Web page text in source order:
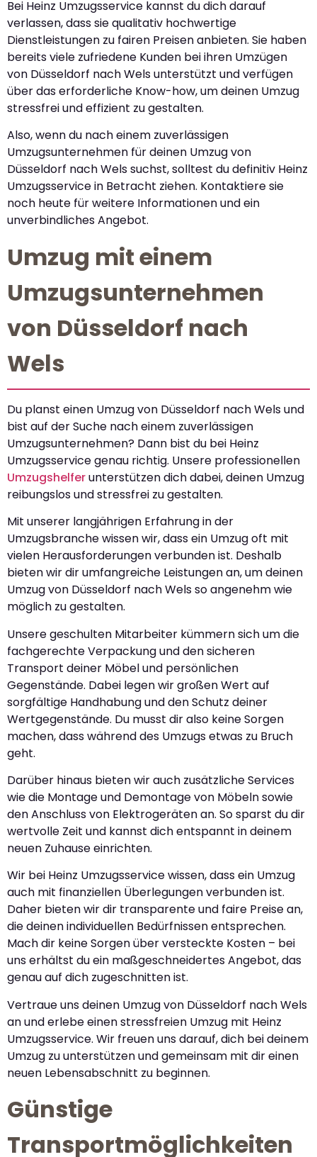
Bei Heinz Umzugsservice kannst du dich darauf
verlassen, dass sie qualitativ hochwertige
Dienstleistungen zu fairen Preisen anbieten. Sie haben
bereits viele zufriedene Kunden bei ihren Umzügen
von Düsseldorf nach Wels unterstützt und verfügen
über das erforderliche Know-how, um deinen Umzug
stressfrei und effizient zu gestalten.
Also, wenn du nach einem zuverlässigen
Umzugsunternehmen für deinen Umzug von
Düsseldorf nach Wels suchst, solltest du definitiv Heinz
Umzugsservice in Betracht ziehen. Kontaktiere sie
noch heute für weitere Informationen und ein
unverbindliches Angebot.
Umzug mit einem
Umzugsunternehmen
von Düsseldorf nach
Wels
Du planst einen Umzug von Düsseldorf nach Wels und
bist auf der Suche nach einem zuverlässigen
Umzugsunternehmen? Dann bist du bei Heinz
Umzugsservice genau richtig. Unsere professionellen
Umzugshelferunterstützen dich dabei, deinen Umzug
reibungslos und stressfrei zu gestalten.
Mit unserer langjährigen Erfahrung in der
Umzugsbranche wissen wir, dass ein Umzug oft mit
vielen Herausforderungen verbunden ist. Deshalb
bieten wir dir umfangreiche Leistungen an, um deinen
Umzug von Düsseldorf nach Wels so angenehm wie
möglich zu gestalten.
Unsere geschulten Mitarbeiter kümmern sich um die
fachgerechte Verpackung und den sicheren
Transport deiner Möbel und persönlichen
Gegenstände. Dabei legen wir großen Wert auf
sorgfältige Handhabung und den Schutz deiner
Wertgegenstände. Du musst dir also keine Sorgen
machen, dass während des Umzugs etwas zu Bruch
geht.
Darüber hinaus bieten wir auch zusätzliche Services
wie die Montage und Demontage von Möbeln sowie
den Anschluss von Elektrogeräten an. So sparst du dir
wertvolle Zeit und kannst dich entspannt in deinem
neuen Zuhause einrichten.
Wir bei Heinz Umzugsservice wissen, dass ein Umzug
auch mit finanziellen Überlegungen verbunden ist.
Daher bieten wir dir transparente und faire Preise an,
die deinen individuellen Bedürfnissen entsprechen.
Mach dir keine Sorgen über versteckte Kosten – bei
uns erhältst du ein maßgeschneidertes Angebot, das
genau auf dich zugeschnitten ist.
Vertraue uns deinen Umzug von Düsseldorf nach Wels
an und erlebe einen stressfreien Umzug mit Heinz
Umzugsservice. Wir freuen uns darauf, dich bei deinem
Umzug zu unterstützen und gemeinsam mit dir einen
neuen Lebensabschnitt zu beginnen.
Günstige
Transportmöglichkeiten